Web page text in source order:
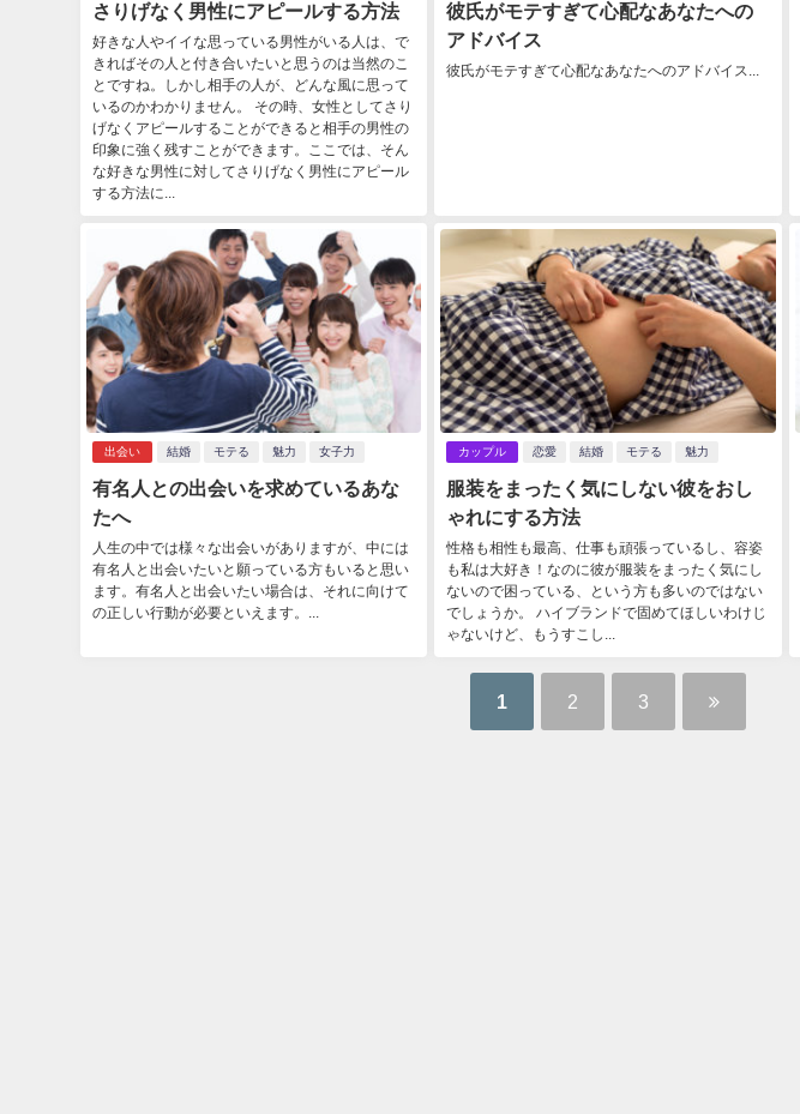
さりげなく男性にアピールする方法
好きな人やイイな思っている男性がいる人は、で
きればその人と付き合いたいと思うのは当然のこ
とですね。しかし相手の人が、どんな風に思って
いるのかわかりません。 その時、女性としてさり
げなくアピールすることができると相手の男性の
印象に強く残すことができます。ここでは、そん
な好きな男性に対してさりげなく男性にアピール
する方法に...
彼氏がモテすぎて心配なあなたへの
アドバイス
彼氏がモテすぎて心配なあなたへのアドバイス...
出会い 結婚 モテる 魅力 女子力
有名人との出会いを求めているあな
たへ
人生の中では様々な出会いがありますが、中には
有名人と出会いたいと願っている方もいると思い
ます。有名人と出会いたい場合は、それに向けて
の正しい行動が必要といえます。...
カップル 恋愛 結婚 モテる 魅力
服装をまったく気にしない彼をおし
ゃれにする方法
性格も相性も最高、仕事も頑張っているし、容姿
も私は大好き！なのに彼が服装をまったく気にし
ないので困っている、という方も多いのではない
でしょうか。 ハイブランドで固めてほしいわけじ
ゃないけど、もうすこし...
1 2 3